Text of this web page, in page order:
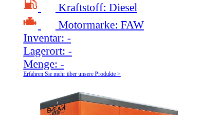
Kraftstoff: Diesel
Motormarke: FAW
Inventar: -
Lagerort: -
Menge: -
Erfahren Sie mehr über unsere Produkte >